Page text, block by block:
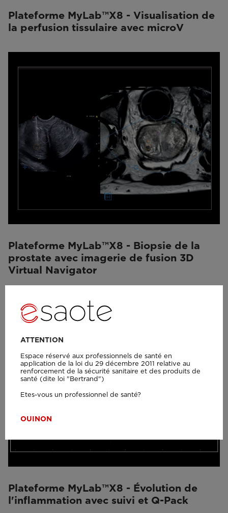
Plateforme MyLab™X8 - Visualisation de
la perfusion tissulaire avec microV
Plateforme MyLab™X8 - Biopsie de la
prostate avec imagerie de fusion 3D
Virtual Navigator
Plateforme MyLab™X8 - Évolution de
l'inflammation avec suivi et Q-Pack
ATTENTION
Espace réservé aux professionnels de santé en
application de la loi du 29 décembre 2011 relative au
renforcement de la sécurité sanitaire et des produits de
santé (dite loi "Bertrand")
Etes-vous un professionnel de santé?
OUINON